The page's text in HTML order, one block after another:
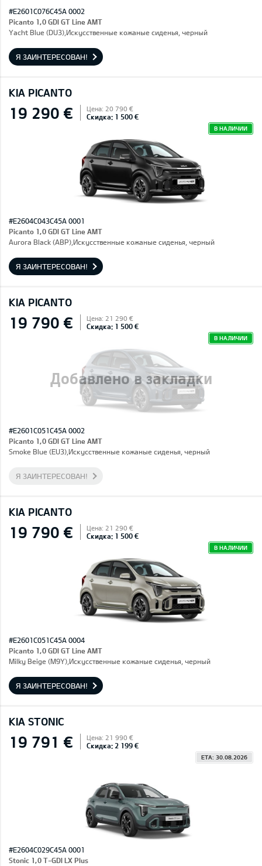
#E2601C076C45A 0002
Picanto 1,0 GDI GT Line AMT
Yacht Blue (DU3),Искусственные кожаные сиденья, черный
Я ЗАИНТЕРЕСОВАН!
KIA PICANTO
19 290 € Цена: 20 790 €
Скидка: 1 500 €
В НАЛИЧИИ
#E2604C043C45A 0001
Picanto 1,0 GDI GT Line AMT
Aurora Black (ABP),Искусственные кожаные сиденья, черный
Я ЗАИНТЕРЕСОВАН!
KIA PICANTO
Добавлено в закладки
19 790 € Цена: 21 290 €
Скидка: 1 500 €
В НАЛИЧИИ
#E2601C051C45A 0002
Picanto 1,0 GDI GT Line AMT
Smoke Blue (EU3),Искусственные кожаные сиденья, черный
Я ЗАИНТЕРЕСОВАН!
KIA PICANTO
19 790 € Цена: 21 290 €
Скидка: 1 500 €
В НАЛИЧИИ
#E2601C051C45A 0004
Picanto 1,0 GDI GT Line AMT
Milky Beige (M9Y),Искусственные кожаные сиденья, черный
Я ЗАИНТЕРЕСОВАН!
KIA STONIC
19 791 € Цена: 21 990 €
Скидка: 2 199 €
ETA: 30.08.2026
#E2604C029C45A 0001
Stonic 1,0 T-GDI LX Plus